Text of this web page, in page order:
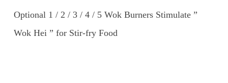
Optional 1 / 2 / 3 / 4 / 5 Wok Burners Stimulate ”
Wok Hei ” for Stir-fry Food